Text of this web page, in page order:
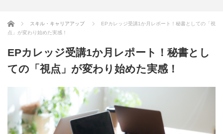
Home スキル・キャリアアップ
EPカレッジ受講1か月レポート！秘書としての「視
点」が変わり始めた実感！
EPカレッジ受講1か月レポート！秘書とし
ての「視点」が変わり始めた実感！